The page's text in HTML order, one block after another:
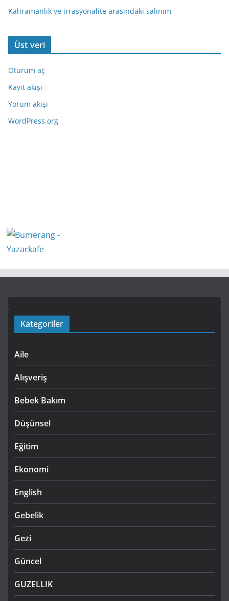
Kahramanlık ve irrasyonalite arasındaki salınım
Üst veri
Oturum aç
Kayıt akışı
Yorum akışı
WordPress.org
Kategoriler
Aile
Alışveriş
Bebek Bakım
Düşünsel
Eğitim
Ekonomi
English
Gebelik
Gezi
Güncel
GUZELLIK